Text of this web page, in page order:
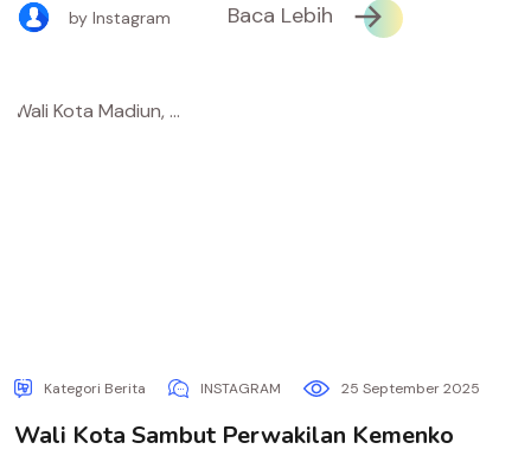
by Instagram Baca Lebih
Kategori Berita INSTAGRAM 25 September 2025
Wali Kota Sambut Perwakilan Kemenko